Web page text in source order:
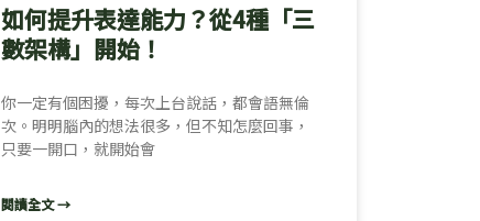
如何提升表達能力？從4種「三
數架構」開始！
你一定有個困擾，每次上台說話，都會語無倫
次。明明腦內的想法很多，但不知怎麼回事，
只要一開口，就開始會
閱讀全文 →